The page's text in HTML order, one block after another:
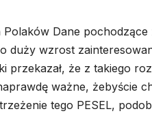
Polaków Dane
duży wzrost
przekazał, że z takiego
ważne, żebyście
tego PESEL,